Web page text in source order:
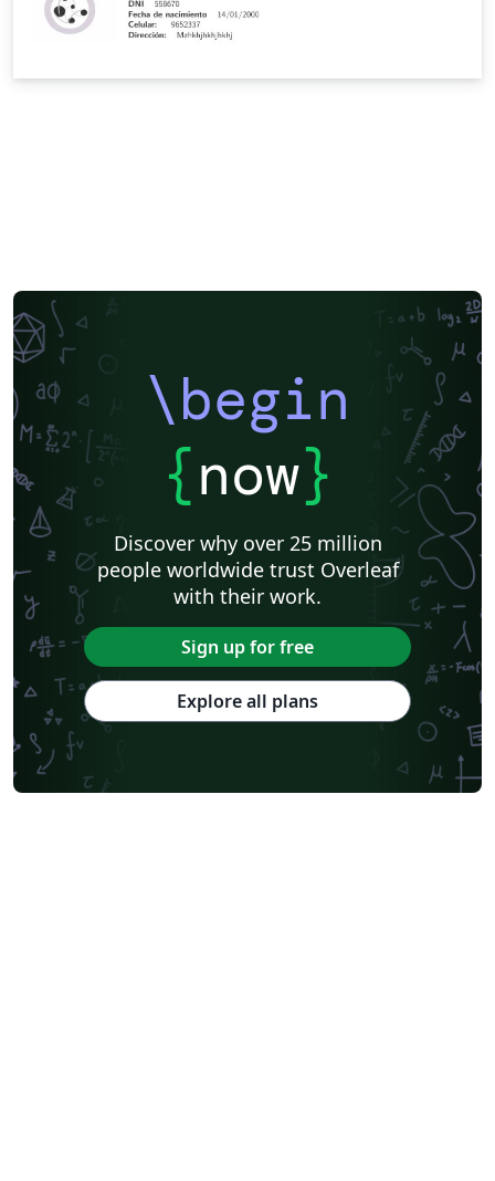
\begin
{now}
Discover why over 25 million
people worldwide trust Overleaf
with their work.
Sign up for free
Explore all plans